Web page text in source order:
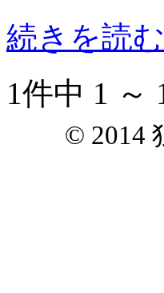
続きを読
1件中 1 ～
© 2014